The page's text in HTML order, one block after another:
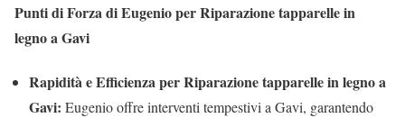
Punti di Forza di Eugenio per Riparazione tapparelle in
legno a Gavi
Rapidità e Efficienza per Riparazione tapparelle in legno a
Gavi: Eugenio offre interventi tempestivi a Gavi, garantendo